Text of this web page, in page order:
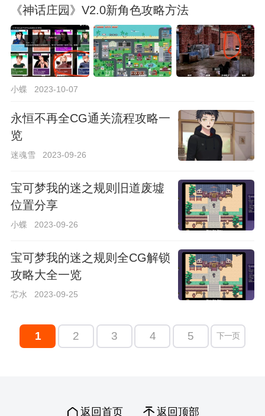
《神话庄园》V2.0新角色攻略方法
小蝶 2023-10-07
永恒不再全CG通关流程攻略一
览
迷魂雪 2023-09-26
宝可梦我的迷之规则旧道废墟
位置分享
小蝶 2023-09-26
宝可梦我的迷之规则全CG解锁
攻略大全一览
芯水 2023-09-25
1 2 3 4 5 下一页
返回首页 返回顶部